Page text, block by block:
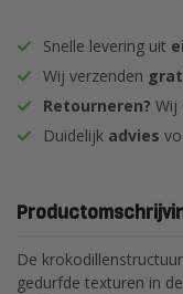
Snelle levering uit
Wij verzenden
Retourneren? Wij
Duidelijk advies
De
gedurfde texturen in